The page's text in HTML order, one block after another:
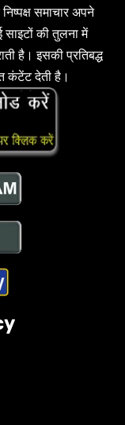
समाचार अपने
साइटों की तुलना में
है। इसकी प्रतिबद्ध
कंटेंट देती है।